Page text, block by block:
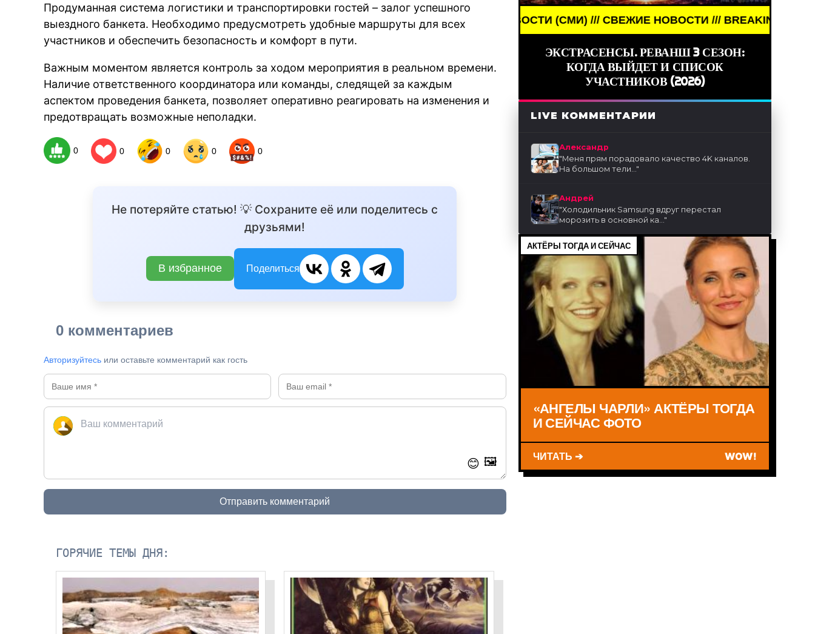
Продуманная система логистики и транспортировки гостей – залог успешного
выездного банкета. Необходимо предусмотреть удобные маршруты для всех
участников и обеспечить безопасность и комфорт в пути.
Важным моментом является контроль за ходом мероприятия в реальном времени.
Наличие ответственного координатора или команды, следящей за каждым
аспектом проведения банкета, позволяет оперативно реагировать на изменения и
предотвращать возможные неполадки.
0 0 0 0 0
Не потеряйте статью! 💡 Сохраните её или поделитесь с
друзьями!
В избранное Поделиться
0 комментариев
Авторизуйтесь или оставьте комментарий как гость
😊 🖼️
Отправить комментарий
ГОРЯЧИЕ ТЕМЫ ДНЯ:
BREAKING NEWS /// НОВОСТИ (СМИ) /// СВЕЖИЕ НОВОСТИ /// BREAKING NEWS ///
ЭКСТРАСЕНСЫ. РЕВАНШ 3 СЕЗОН:
КОГДА ВЫЙДЕТ И СПИСОК
УЧАСТНИКОВ (2026)
LIVE КОММЕНТАРИИ
Александр
"Меня прям порадовало качество 4K каналов.
На большом тели..."
Андрей
"Холодильник Samsung вдруг перестал
морозить в основной ка..."
АКТЁРЫ ТОГДА И СЕЙЧАС
«АНГЕЛЫ ЧАРЛИ» АКТЁРЫ ТОГДА
И СЕЙЧАС ФОТО
ЧИТАТЬ ➔ WOW!